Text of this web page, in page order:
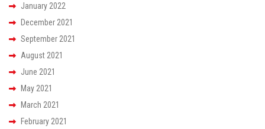
January 2022
December 2021
September 2021
August 2021
June 2021
May 2021
March 2021
February 2021